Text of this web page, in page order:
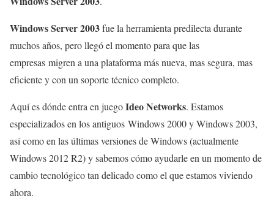
Windows Server 2003fue la herramienta predilecta durante
muchos años, pero llegó el momento para que las
empresas migren a una plataforma más nueva, mas segura, mas
eficiente y con un soporte técnico completo.
Aquí es dónde entra en juegoIdeo Networks. Estamos
especializados en los antiguos Windows 2000 y Windows 2003,
así como en las últimas versiones de Windows (actualmente
Windows 2012 R2) y sabemos cómo ayudarle en un momento de
cambio tecnológico tan delicado como el que estamos viviendo
ahora.